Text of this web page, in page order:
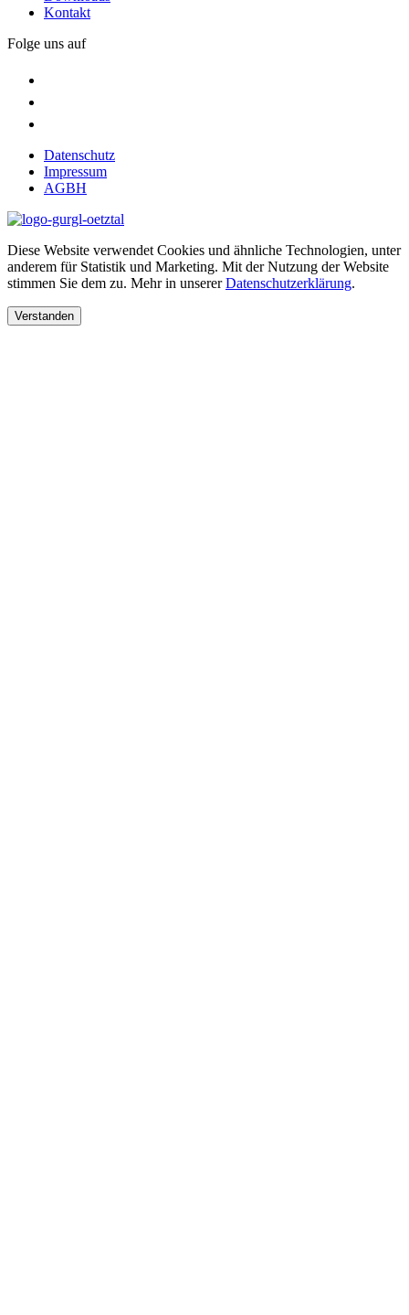
Kontakt
Folge uns auf
Datenschutz
Impressum
AGBH
Diese Website verwendet Cookies und ähnliche Technologien, unter
anderem für Statistik und Marketing. Mit der Nutzung der Website
stimmen Sie dem zu. Mehr in unserer Datenschutzerklärung.
Verstanden